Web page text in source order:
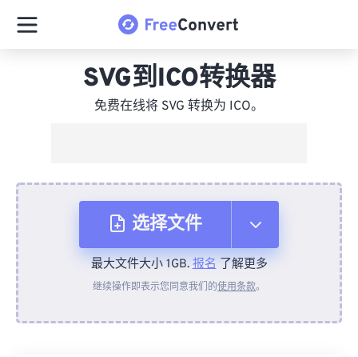
SVG到ICO转换器
免费在线将 SVG 转换为 ICO。
选择文件
从设备
最大文件大小 1GB.报名了解更多
继续操作即表示您同意我们的使用条款。